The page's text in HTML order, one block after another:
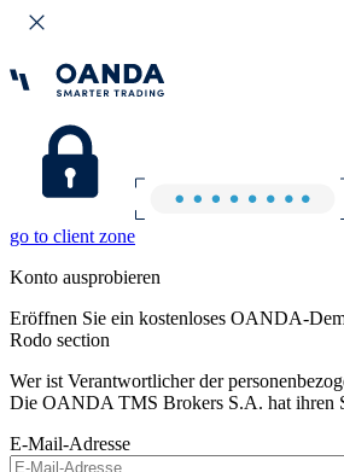
go to client zone
Konto ausprobieren
Eröffnen Sie ein kostenloses OANDA-
Rodo section
Wer ist Verantwortlicher der
Die OANDA TMS Brokers S.A. hat ihren
E-Mail-Adresse